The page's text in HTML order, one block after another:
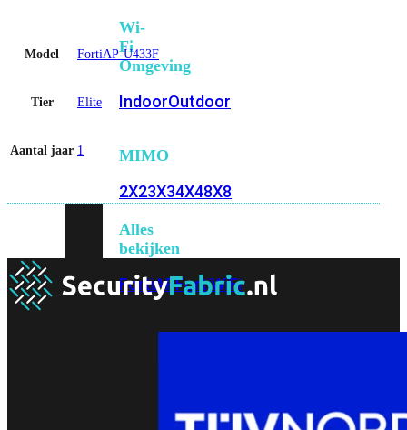
Wi-
Fi
Omgeving
IndoorOutdoor
MIMO
2X23X34X48X8
Alles
bekijken
FortiAPFortiWiFi
(FortiWiFi)
Model FortiAP-U433F
Tier Elite
Aantal jaar 1